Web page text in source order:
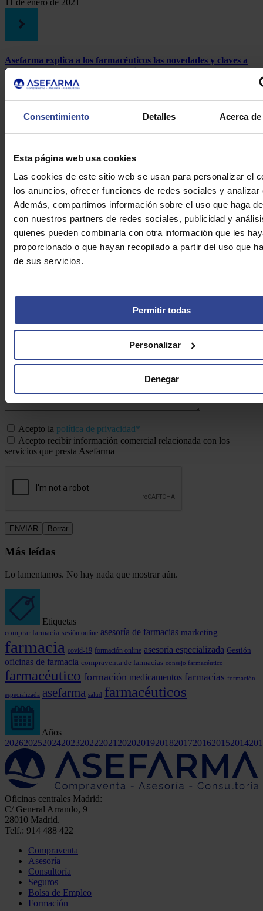
Consentimiento Detalles Acerca
Esta página web usa cookies
Las cookies de este sitio web se usan para personalizar el
los anuncios, ofrecer funciones de redes sociales y analizar
Además, compartimos información sobre el uso que haga
con nuestros partners de redes sociales, publicidad y
quienes pueden combinarla con otra información que les
proporcionado o que hayan recopilado a partir del uso que
de sus servicios.
Permitir todas
Personalizar
Denegar
Asefarma explica a los farmacéuticos las novedades y claves a
tener en cuenta para la Declaración de la Renta 2009
Formulario de contacto
Apellidos:*
Teléfono:*
Acepto la política de privacidad*
Acepto recibir información comercial relacionada con los
servicios que presta Asefarma
Más leídas
Lo lamentamos. No hay nada que mostrar aún.
Etiquetas
comprar farmacia sesión online asesoría de farmacias marketing
farmacia covid-19 formación online asesoría especializada Gestión
oficinas de farmacia compraventa de farmacias consejo farmacéutico
farmacéutico formación medicamentos farmacias formación
especializada asefarma salud farmacéuticos
Años
202620252024202320222021 2020201920182017201620152014
Oficinas centrales Madrid:
C/ General Arrando, 9
28010 Madrid.
Telf.: 914 488 422
Compraventa
Asesoría
Consultoría
Seguros
Bolsa de Empleo
Formación